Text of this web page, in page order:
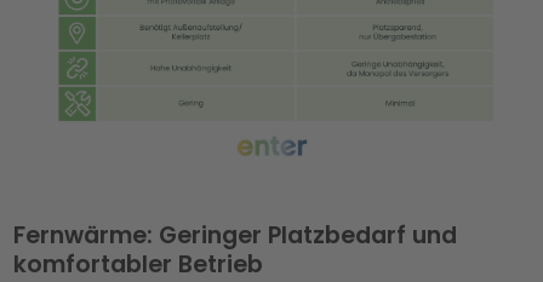
Fernwärme: Geringer Platzbedarf und
komfortabler Betrieb